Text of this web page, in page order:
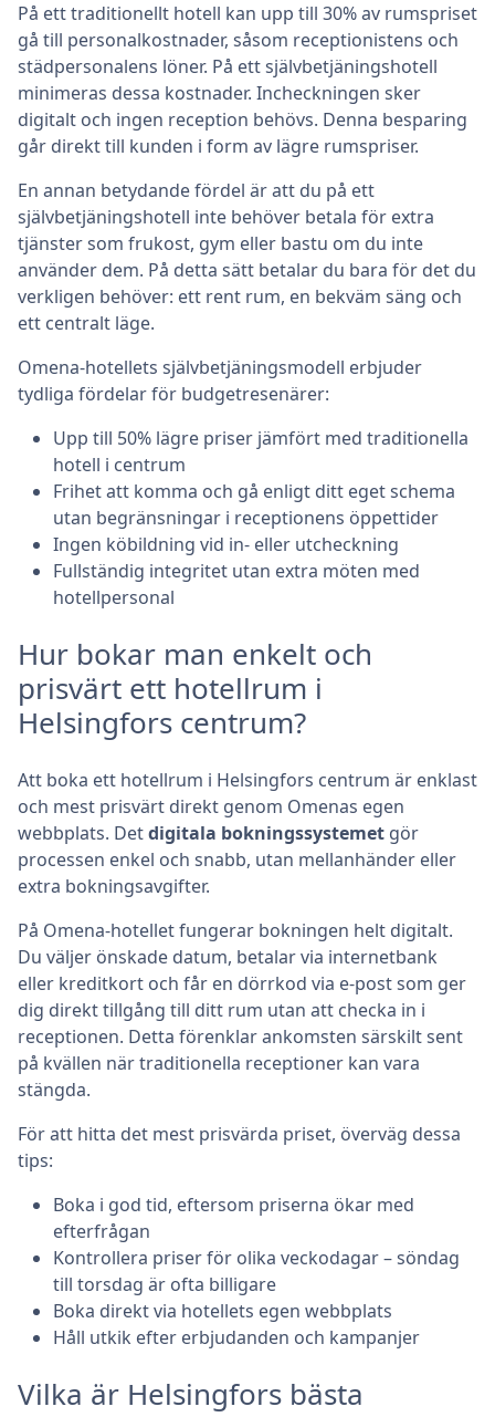
På ett traditionellt hotell kan upp till 30% av rumspriset
gå till personalkostnader, såsom receptionistens och
städpersonalens löner. På ett självbetjäningshotell
minimeras dessa kostnader. Incheckningen sker
digitalt och ingen reception behövs. Denna besparing
går direkt till kunden i form av lägre rumspriser.
En annan betydande fördel är att du på ett
självbetjäningshotell inte behöver betala för extra
tjänster som frukost, gym eller bastu om du inte
använder dem. På detta sätt betalar du bara för det du
verkligen behöver: ett rent rum, en bekväm säng och
ett centralt läge.
Omena-hotellets självbetjäningsmodell erbjuder
tydliga fördelar för budgetresenärer:
Upp till 50% lägre priser jämfört med traditionella
hotell i centrum
Frihet att komma och gå enligt ditt eget schema
utan begränsningar i receptionens öppettider
Ingen köbildning vid in- eller utcheckning
Fullständig integritet utan extra möten med
hotellpersonal
Hur bokar man enkelt och
prisvärt ett hotellrum i
Helsingfors centrum?
Att boka ett hotellrum i Helsingfors centrum är enklast
och mest prisvärt direkt genom Omenas egen
webbplats. Detdigitala bokningssystemet gör
processen enkel och snabb, utan mellanhänder eller
extra bokningsavgifter.
På Omena-hotellet fungerar bokningen helt digitalt.
Du väljer önskade datum, betalar via internetbank
eller kreditkort och får en dörrkod via e-post som ger
dig direkt tillgång till ditt rum utan att checka in i
receptionen. Detta förenklar ankomsten särskilt sent
på kvällen när traditionella receptioner kan vara
stängda.
För att hitta det mest prisvärda priset, överväg dessa
tips:
Boka i god tid, eftersom priserna ökar med
efterfrågan
Kontrollera priser för olika veckodagar – söndag
till torsdag är ofta billigare
Boka direkt via hotellets egen webbplats
Håll utkik efter erbjudanden och kampanjer
Vilka är Helsingfors bästa